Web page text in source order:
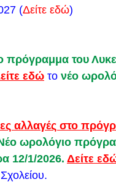
του
- Υπεγράφη η
μας,παρέχεται η
ενημέρωσης και
κηδεμόνες, με στόχο
των παραπάνω και
(Δείτε εδώ)
πρόγραμμα του
εδώ το νέο
αλλαγές στο
ωρολόγιο
12/1/2026. Δείτε